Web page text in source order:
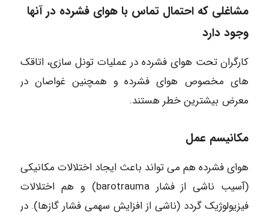
مشاغلی که احتمال تماس با هوای فشرده در آنها
وجود دارد
کارگران تحت هوای فشرده در عملیات تونل سازی، اتاقک
های مخصوص هوای فشرده و همچنین غواصان در
معرض بیشترین خطر هستند.
مکانیسم عمل
هوای فشرده هم می تواند باعث ایجاد اختلالات مکانیکی
(آسیب ناشی از فشار barotrauma) و هم اختلالات
فیزیولوژیک گردد (ناشی از افزایش سهمی فشار گازها). در